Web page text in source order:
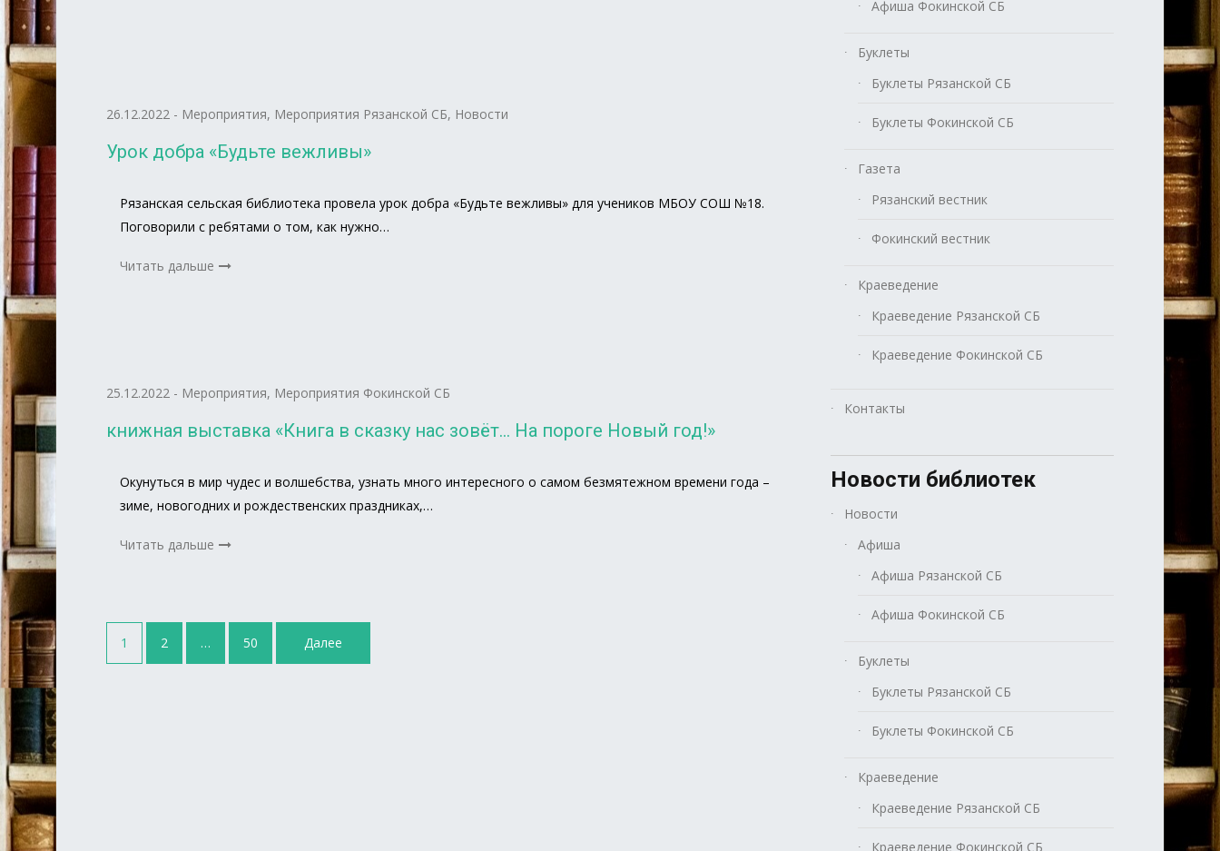
26.12.2022 - Мероприятия, Мероприятия Рязанской СБ, Новости
Урок добра «Будьте вежливы»
Рязанская сельская библиотека провела урок добра «Будьте вежливы» для учеников МБОУ СОШ №18.
Поговорили с ребятами о том, как нужно…
Читать дальше
25.12.2022 - Мероприятия, Мероприятия Фокинской СБ
книжная выставка «Книга в сказку нас зовёт… На пороге Новый год!»
Окунуться в мир чудес и волшебства, узнать много интересного о самом безмятежном времени года –
зиме, новогодних и рождественских праздниках,…
Читать дальше
Навигация
по
1 2 … 50 Далее
Афиша Фокинской СБ
Буклеты
Буклеты Рязанской СБ
Буклеты Фокинской СБ
Газета
Рязанский вестник
Фокинский вестник
Краеведение
Краеведение Рязанской СБ
Краеведение Фокинской СБ
Контакты
Новости библиотек
Новости
Афиша
Афиша Рязанской СБ
Афиша Фокинской СБ
Буклеты
Буклеты Рязанской СБ
Буклеты Фокинской СБ
Краеведение
Краеведение Рязанской СБ
Краеведение Фокинской СБ